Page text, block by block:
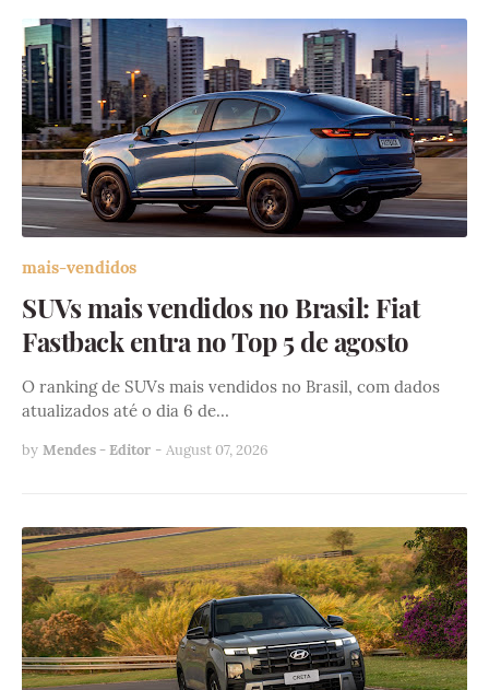
mais-vendidos
SUVs mais vendidos no Brasil: Fiat
Fastback entra no Top 5 de agosto
O ranking de SUVs mais vendidos no Brasil, com dados
atualizados até o dia 6 de…
by Mendes - Editor - August 07, 2026